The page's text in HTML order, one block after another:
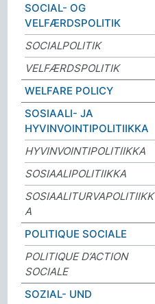
SOCIAL- OG
VELFÆRDSPOLITIK
SOCIALPOLITIK
VELFÆRDSPOLITIK
WELFARE POLICY
SOSIAALI- JA
HYVINVOINTIPOLITIIKKA
HYVINVOINTIPOLITIIKKA
SOSIAALIPOLITIIKKA
SOSIAALITURVAPOLITIIKK
A
POLITIQUE SOCIALE
POLITIQUE D’ACTION
SOCIALE
SOZIAL- UND